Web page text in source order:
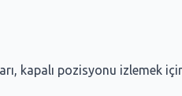
kapalı pozisyonu izlemek